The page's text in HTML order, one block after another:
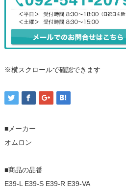
※横スクロールで確認できます
■メーカー
オムロン
■商品の品番
E39-L E39-S E39-R E39-VA